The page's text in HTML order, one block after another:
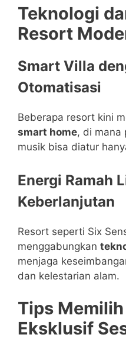
Teknologi
Resort
Smart Villa
Otomatisasi
Beberapa resort kini
smart home, di mana
musik bisa diatur
Energi Ramah
Keberlanjutan
Resort seperti Six
menggabungkan
menjaga
dan kelestarian alam.
Tips
Eksklusif